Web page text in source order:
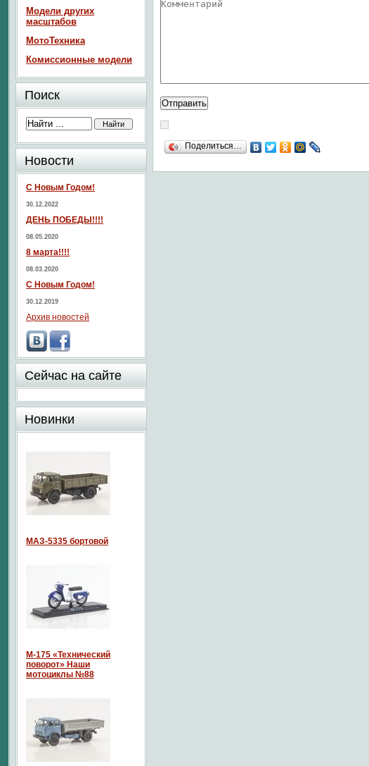
Поделиться…
Модели других
масштабов
МотоТехника
Комиссионные модели
Поиск
Новости
С Новым Годом!
30.12.2022
ДЕНЬ ПОБЕДЫ!!!!
08.05.2020
8 марта!!!!
08.03.2020
С Новым Годом!
30.12.2019
Архив новостей
Сейчас на сайте
Новинки
МАЗ-5335 бортовой
М-175 «Технический
поворот» Наши
мотоциклы №88